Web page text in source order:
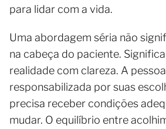
para lidar com a vida.
Uma abordagem séria não
na cabeça do paciente.
realidade com clareza. A
responsabilizada por suas
precisa receber condições
mudar. O equilíbrio entre